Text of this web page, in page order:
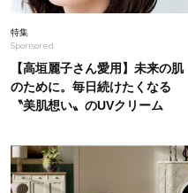
【ワンピ選
きれいに見
一歩足を踏み
「ザ・リッ
特集
Sponsored
【高垣麗子さん愛用】未来の肌
のために。毎日続けたくなる
〝美肌想い〟のUVクリーム